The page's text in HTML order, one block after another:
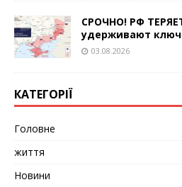
СРОЧНО! РФ
удерживают
03.08.2026
КАТЕГОРІЇ
Головне
життя
Новини